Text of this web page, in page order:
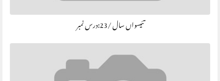
تئیسواں سال /23:درس نمبر